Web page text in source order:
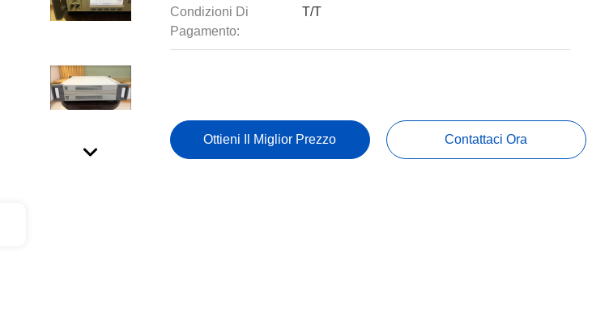
Condizioni Di
Pagamento:
T/T
Ottieni Il Miglior Prezzo Contattaci Ora